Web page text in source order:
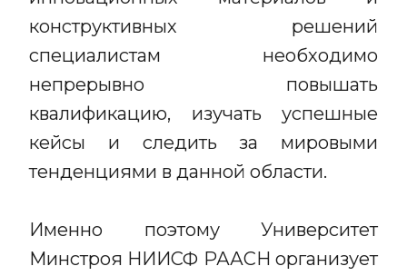
конструктивных решений
специалистам необходимо
непрерывно повышать
квалификацию, изучать успешные
кейсы и следить за мировыми
тенденциями в данной области.
Именно поэтому Университет
Минстроя НИИСФ РААСН организует